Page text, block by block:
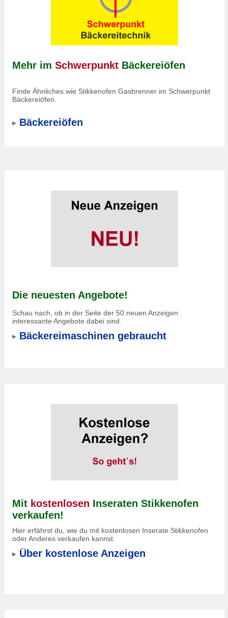
Mehr im Schwerpunkt Bäckereiöfen
Finde Ähnliches wie Stikkenofen Gasbrenner im Schwerpunkt
Bäckereiöfen.
Bäckereiöfen
Die neuesten Angebote!
Schau nach, ob in der Seite der 50 neuen Anzeigen
interessante Angebote dabei sind.
Bäckereimaschinen gebraucht
Mit kostenlosen Inseraten Stikkenofen
verkaufen!
Hier erfährst du, wie du mit kostenlosen Inserate Stikkenofen
oder Anderes verkaufen kannst.
Über kostenlose Anzeigen